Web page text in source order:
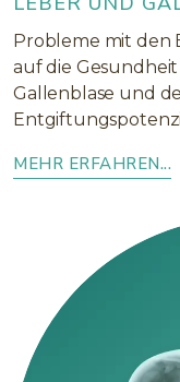
Probleme mit den
auf die
Gallenblase und
MEHR ERFAHREN...